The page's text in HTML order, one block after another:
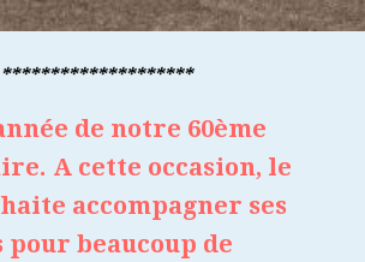
********************
de notre 60ème
A cette occasion, le
accompagner ses
beaucoup de